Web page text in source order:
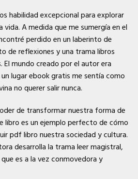
habilidad excepcional para explorar
A medida que me sumergía en el
perdido en un laberinto de
de reflexiones y una trama libros
mundo creado por el autor era
lugar ebook gratis me sentía como
no querer salir nunca.
de transformar nuestra forma de
libro es un ejemplo perfecto de cómo
pdf libro nuestra sociedad y cultura.
desarrolla la trama leer magistral,
es a la vez conmovedora y